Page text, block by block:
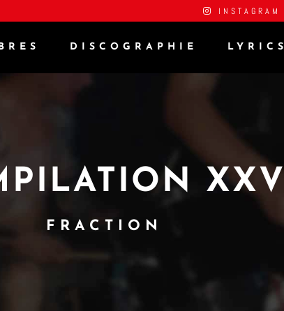
INSTAGRAM
DISCOGRAPHIE LYRICS
XXV
FRACTION